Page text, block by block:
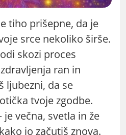
tiho prišepne, da je
srce nekoliko širše.
skozi proces
ran in
ljubezni, da se
tvoje zgodbe.
večna, svetla in že
jo začutiš znova.